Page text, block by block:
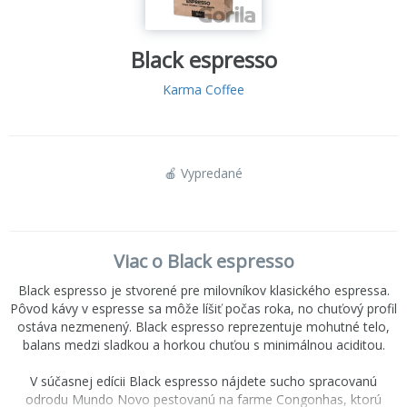
Black espresso
Karma Coffee
🍎 Vypredané
Viac o Black espresso
Black espresso je stvorené pre milovníkov klasického espressa.
Pôvod kávy v espresse sa môže líšiť počas roka, no chuťový profil
ostáva nezmenený. Black espresso reprezentuje mohutné telo,
balans medzi sladkou a horkou chuťou s minimálnou aciditou.
V súčasnej edícii Black espresso nájdete sucho spracovanú
odrodu Mundo Novo pestovanú na farme Congonhas, ktorú